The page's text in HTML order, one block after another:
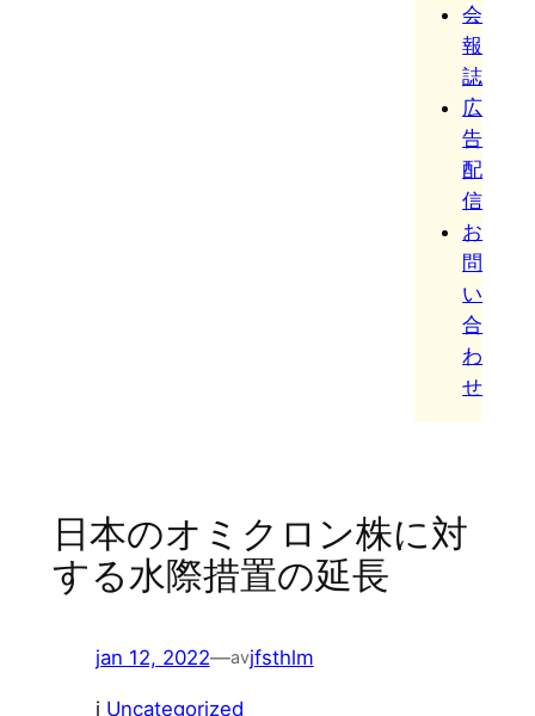
会
報
誌
広
告
配
信
お
問
い
合
わ
せ
日本のオミクロン株に対
する水際措置の延長
jan 12, 2022—avjfsthlm
i Uncategorized